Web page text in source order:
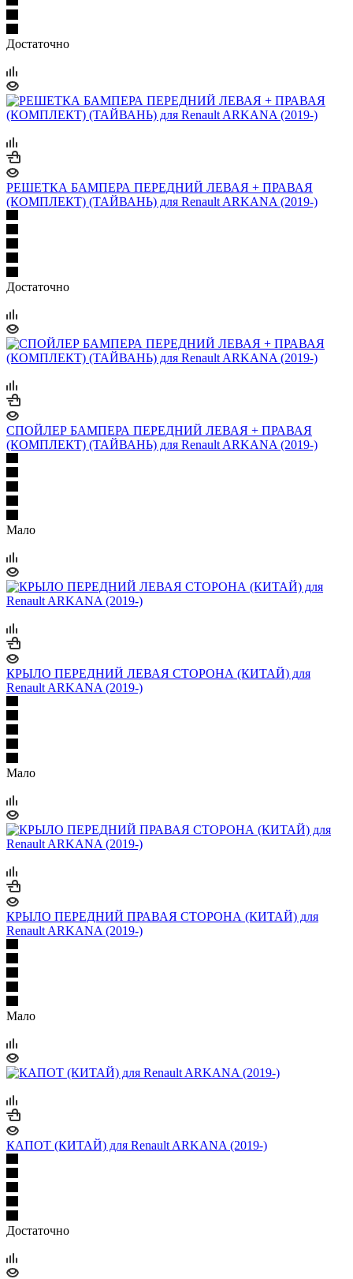
Достаточно
РЕШЕТКА БАМПЕРА ПЕРЕДНИЙ ЛЕВАЯ + ПРАВАЯ
(КОМПЛЕКТ) (ТАЙВАНЬ) для Renault ARKANA (2019-)
Достаточно
СПОЙЛЕР БАМПЕРА ПЕРЕДНИЙ ЛЕВАЯ + ПРАВАЯ
(КОМПЛЕКТ) (ТАЙВАНЬ) для Renault ARKANA (2019-)
Мало
КРЫЛО ПЕРЕДНИЙ ЛЕВАЯ СТОРОНА (КИТАЙ) для
Renault ARKANA (2019-)
Мало
КРЫЛО ПЕРЕДНИЙ ПРАВАЯ СТОРОНА (КИТАЙ) для
Renault ARKANA (2019-)
Мало
КАПОТ (КИТАЙ) для Renault ARKANA (2019-)
Достаточно